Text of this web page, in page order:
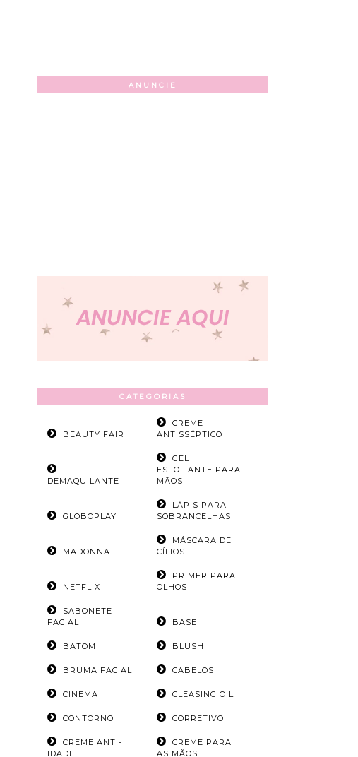
ANUNCIE
CATEGORIAS
BEAUTY FAIR
CREME
ANTISSÉPTICO
DEMAQUILANTE
GEL
ESFOLIANTE PARA
MÃOS
GLOBOPLAY
LÁPIS PARA
SOBRANCELHAS
MADONNA
MÁSCARA DE
CÍLIOS
NETFLIX
PRIMER PARA
OLHOS
SABONETE
FACIAL
BASE
BATOM BLUSH
BRUMA FACIAL CABELOS
CINEMA CLEASING OIL
CONTORNO CORRETIVO
CREME ANTI-
IDADE
CREME PARA
AS MÃOS